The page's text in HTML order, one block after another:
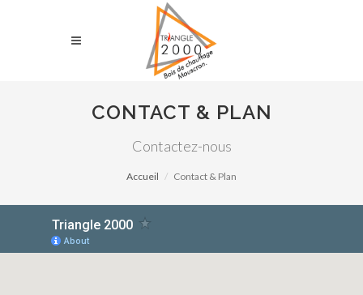
CONTACT & PLAN
Contactez-nous
Accueil Contact & Plan